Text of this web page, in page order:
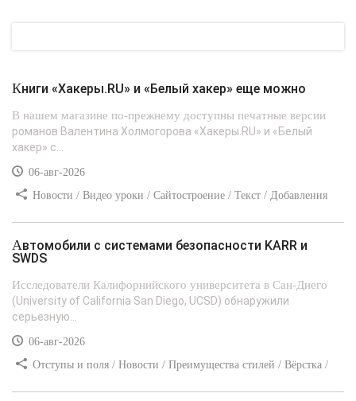
Книги «Хакеры.RU» и «Белый хакер» еще можно
В нашем магазине по-прежнему доступны печатные версии
романов Валентина Холмогорова «Хакеры.RU» и «Белый
хакер» с...
06-авг-2026
Новости / Видео уроки / Сайтостроение / Текст / Добавления
Автомобили с системами безопасности KARR и
SWDS
Исследователи Калифорнийского университета в Сан-Диего
(University of California San Diego, UCSD) обнаружили
серьезную...
06-авг-2026
Отступы и поля / Новости / Преимущества стилей / Вёрстка /